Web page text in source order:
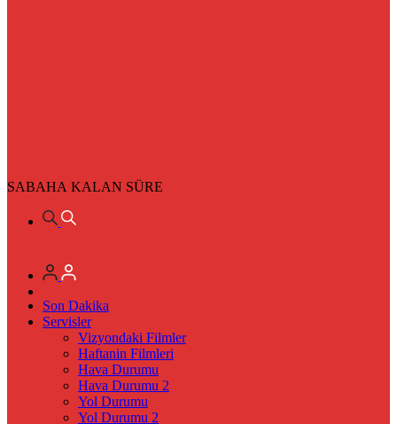
SABAHA KALAN SÜRE
Son Dakika
Servisler
Vizyondaki Filmler
Haftanin Filmleri
Hava Durumu
Hava Durumu 2
Yol Durumu
Yol Durumu 2